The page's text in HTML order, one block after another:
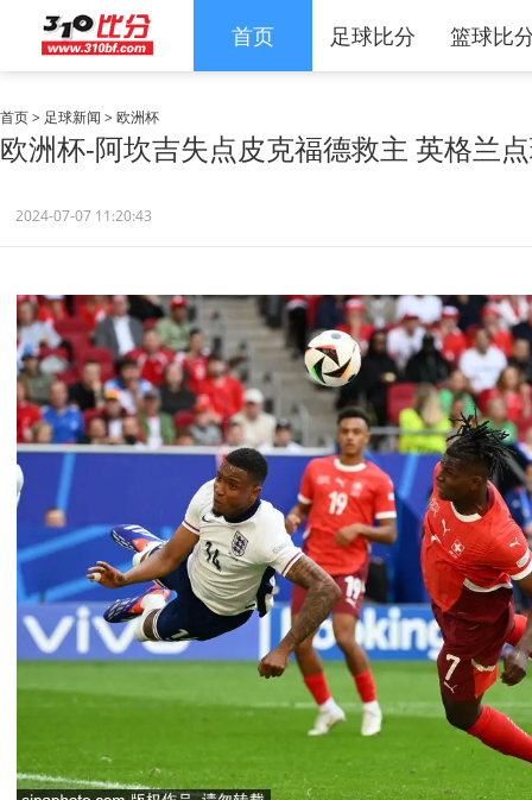
首页 足球比分 篮球比
首页> 足球新闻 >欧洲杯
欧洲杯-阿坎吉失点皮克福德救主 英格兰
2024-07-07 11:20:43